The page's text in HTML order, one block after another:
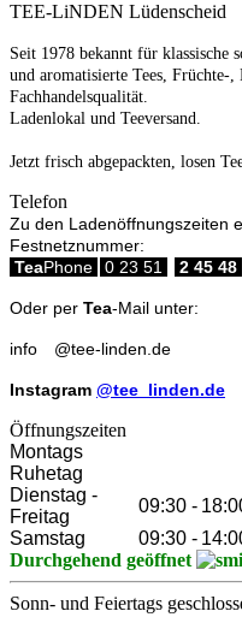
TEE-LiNDEN Lüdenscheid
Seit 1978 bekannt für klassische
und aromatisierte Tees, Früchte-
Fachhandelsqualität.
Ladenlokal und Teeversand.
Jetzt frisch abgepackten, losen
Telefon
Zu den Ladenöffnungszeiten
Festnetznummer:
TeaPhone 0 23 51 2 45 48
Oder per Tea-Mail unter:
info @tee-linden.de
Instagram @tee_linden.de
Öffnungszeiten
Montags
Ruhetag
Dienstag -
Freitag
09:30 -
Samstag
09:30 -
Durchgehend geöffnet
Sonn- und Feiertags